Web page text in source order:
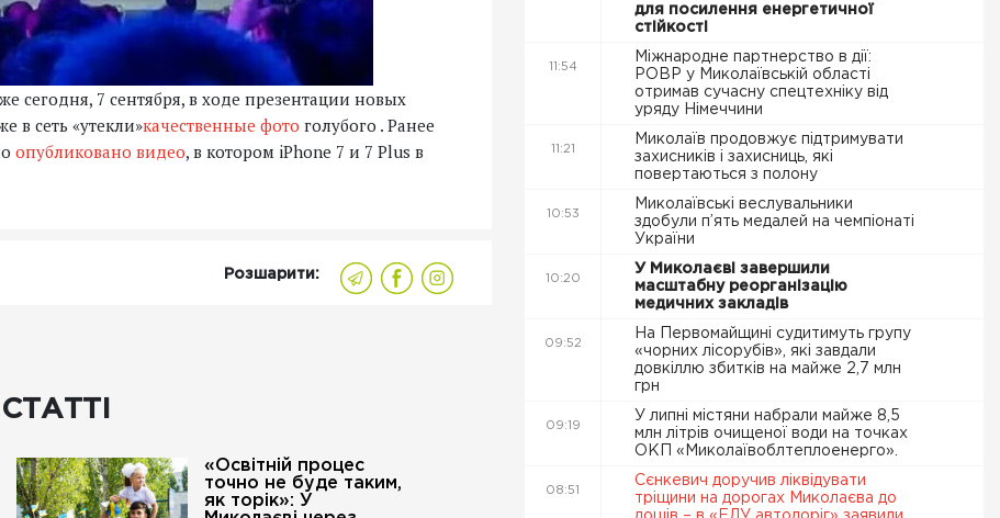
сегодня, 7 сентября, в ходе презентации новых
в сеть «утекли»качественные фото голубого . Ранее
опубликовано видео, в котором iPhone 7 и 7 Plus в
Розшарити:
СТАТТІ
«Освітній процес
точно не буде таким,
як торік»: У
для посилення енергетичної
стійкості
11:54
Міжнародне партнерство в дії:
РОВР у Миколаївській області
отримав сучасну спецтехніку від
уряду Німеччини
11:21
Миколаїв продовжує підтримувати
захисників і захисниць, які
повертаються з полону
10:53
Миколаївські веслувальники
здобули п’ять медалей на чемпіонаті
України
10:20
У Миколаєві завершили
масштабну реорганізацію
медичних закладів
09:52
На Первомайщині судитимуть групу
«чорних лісорубів», які завдали
довкіллю збитків на майже 2,7 млн
грн
09:19
У липні містяни набрали майже 8,5
млн літрів очищеної води на точках
ОКП «Миколаївоблтеплоенерго».
08:51
Сєнкевич доручив ліквідувати
тріщини на дорогах Миколаєва до